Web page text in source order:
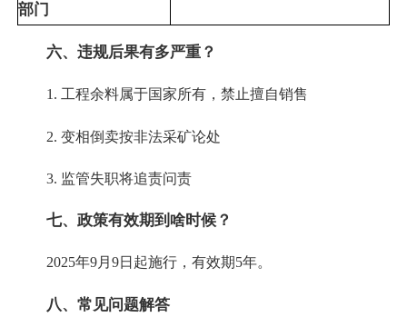
部门
六、违规后果有多严重？
1. 工程余料属于国家所有，禁止擅自销售
2. 变相倒卖按非法采矿论处
3. 监管失职将追责问责
七、政策有效期到啥时候？
2025年9月9日起施行，有效期5年。
八、常见问题解答